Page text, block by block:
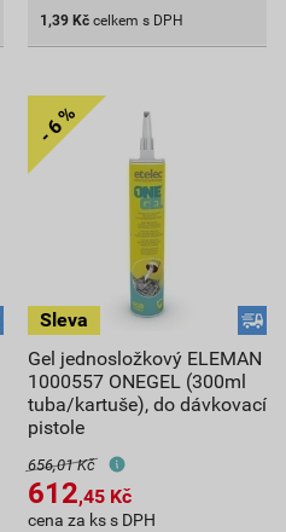
1,39 Kč celkem s DPH
Gel jednosložkový ELEMAN
1000557 ONEGEL (300ml
tuba/kartuše), do dávkovací
pistole
656,01 Kč
612,45 Kč
cena za ks s DPH